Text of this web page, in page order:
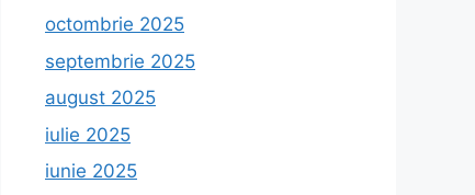
octombrie 2025
septembrie 2025
august 2025
iulie 2025
iunie 2025